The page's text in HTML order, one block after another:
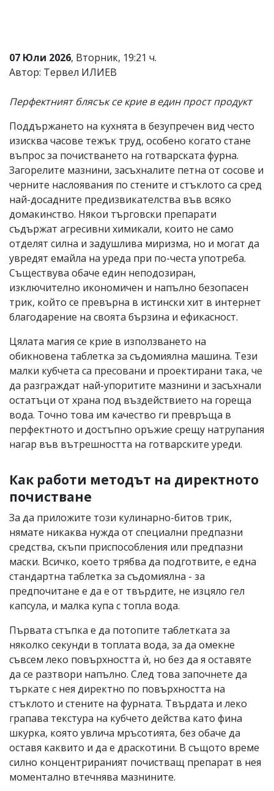
въвеждат
от
читателите
редакцията
носи
отговорност
за
тях!
Ако
откриете
обиден
за
вас
коментар,
моля
сигнализирайте
ни!
07 Юли 2026, Вторник, 19:21 ч.
Автор: Тервел ИЛИЕВ
Перфектният блясък се крие в един прост продукт
Поддържането на кухнята в безупречен вид често
изисква часове тежък труд, особено когато стане
въпрос за почистването на готварската фурна.
Загорелите мазнини, засъхналите петна от сосове и
черните наслоявания по стените и стъклото са сред
най-досадните предизвикателства във всяко
домакинство. Някои търговски препарати
съдържат агресивни химикали, които не само
отделят силна и задушлива миризма, но и могат да
увредят емайла на уреда при по-честа употреба.
Съществува обаче един неподозиран,
изключително икономичен и напълно безопасен
трик, който се превърна в истински хит в интернет
благодарение на своята бързина и ефикасност.
Цялата магия се крие в използването на
обикновена таблетка за съдомиялна машина. Тези
малки кубчета са пресовани и проектирани така, че
да разграждат най-упоритите мазнини и засъхнали
остатъци от храна под въздействието на гореща
вода. Точно това им качество ги превръща в
перфектното и достъпно оръжие срещу натрупания
нагар във вътрешността на готварските уреди.
Как работи методът на директното
почистване
За да приложите този кулинарно-битов трик,
нямате никаква нужда от специални предпазни
средства, скъпи приспособления или предпазни
маски. Всичко, което трябва да подготвите, е една
стандартна таблетка за съдомиялна - за
предпочитане е да е от твърдите, не изцяло гел
капсула, и малка купа с топла вода.
Първата стъпка е да потопите таблетката за
няколко секунди в топлата вода, за да омекне
съвсем леко повърхността ѝ, но без да я оставяте
да се разтвори напълно. След това започнете да
търкате с нея директно по повърхността на
стъклото и стените на фурната. Твърдата и леко
грапава текстура на кубчето действа като фина
шкурка, която увлича мръсотията, без обаче да
оставя каквито и да е драскотини. В същото време
силно концентрираният почистващ препарат в нея
моментално втечнява мазнините.